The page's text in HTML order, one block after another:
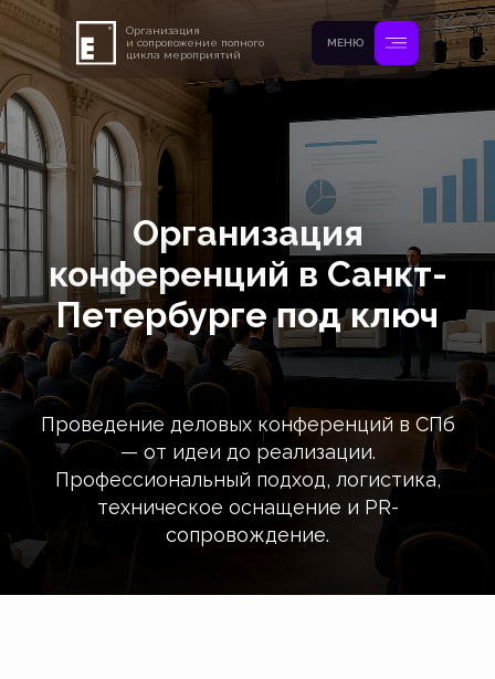
МЕНЮ
Организация
и сопровожение полного
цикла мероприятий
Организация
конференций в Санкт-
Петербурге под ключ
Проведение деловых конференций в СПб
— от идеи до реализации.
Профессиональный подход, логистика,
техническое оснащение и PR-
сопровождение.